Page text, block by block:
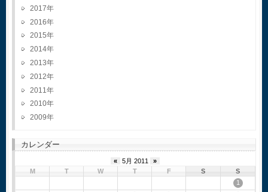
2017
2016
2015
2014
2013
2012
2011
2010
2009
カレンダー
« 5月 2011
»
M
T W T F S
S
1